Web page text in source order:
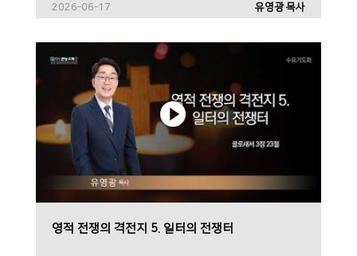
2026-06-17 유영광 목사
영적 전쟁의 격전지 5. 일터의 전쟁터